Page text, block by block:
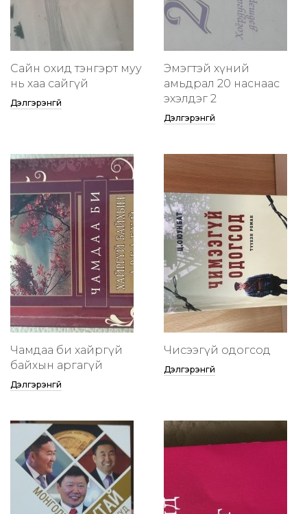
Сайн охид тэнгэрт муу
нь хаа сайгүй
Дэлгэрэнгүй
Эмэгтэй хүний
амьдрал 20 наснаас
эхэлдэг 2
Дэлгэрэнгүй
Чамдаа би хайргүй
байхын аргагүй
Дэлгэрэнгүй
Чисээгүй одогсод
Дэлгэрэнгүй